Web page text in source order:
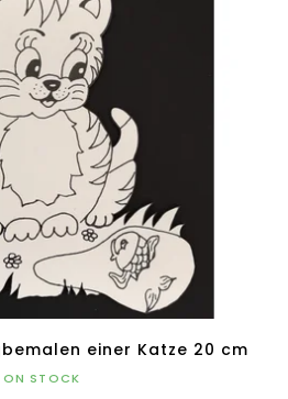
einer Katze 20 cm
ON STOCK